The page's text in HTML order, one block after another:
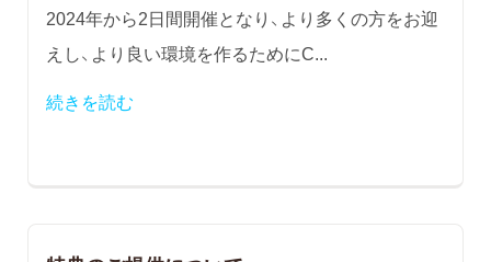
2024年から2日間開催となり、より多くの方をお迎
えし、より良い環境を作るためにC...
続きを読む